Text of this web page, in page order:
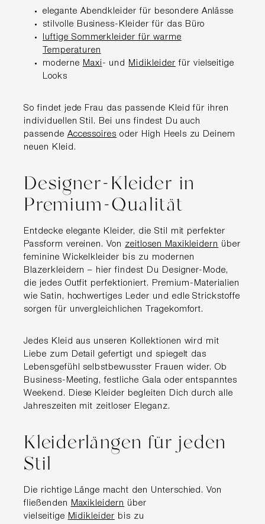
elegante Abendkleider für besondere Anlässe
stilvolle Business-Kleider für das Büro
luftige Sommerkleider für warme
Temperaturen
moderne Maxi - und Midikleider für vielseitige
Looks
So findet jede Frau das passende Kleid für ihren
individuellen Stil. Bei uns findest Du auch
passende Accessoires oder High Heels zu Deinem
neuen Kleid.
Designer-Kleider in
Premium-Qualität
Entdecke elegante Kleider, die Stil mit perfekter
Passform vereinen. Von zeitlosen Maxikleidern über
feminine Wickelkleider bis zu modernen
Blazerkleidern – hier findest Du Designer-Mode,
die jedes Outfit perfektioniert. Premium-Materialien
wie Satin, hochwertiges Leder und edle Strickstoffe
sorgen für unvergleichlichen Tragekomfort.
Jedes Kleid aus unseren Kollektionen wird mit
Liebe zum Detail gefertigt und spiegelt das
Lebensgefühl selbstbewusster Frauen wider. Ob
Business-Meeting, festliche Gala oder entspanntes
Weekend. Diese Kleider begleiten Dich durch alle
Jahreszeiten mit zeitloser Eleganz.
Kleiderlängen für jeden
Stil
Die richtige Länge macht den Unterschied. Von
fließenden Maxikleidern über
vielseitige Midikleider bis zu